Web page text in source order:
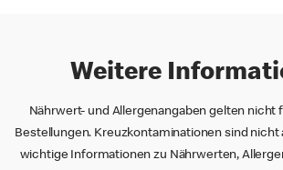
Weitere
Nährwert- und Allergenangaben gelten nicht
Bestellungen. Kreuzkontaminationen sind nicht
wichtige Informationen zu Nährwerten,